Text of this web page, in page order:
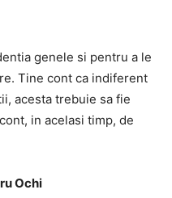
genele si pentru a le
Tine cont ca indiferent
acesta trebuie sa fie
in acelasi timp, de
Ochi